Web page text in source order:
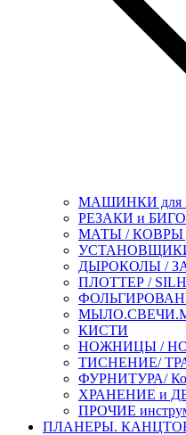
МАШИНКИ для
РЕЗАКИ и
МАТЫ / КОВРЫ
ДЫРОКОЛЫ /
ПЛОТТЕР /
КИСТИ
НОЖНИЦЫ /
ТИСНЕНИЕ/
ФУРНИТУРА/
ХРАНЕНИЕ и
ПРОЧИЕ
ПЛАНЕРЫ.